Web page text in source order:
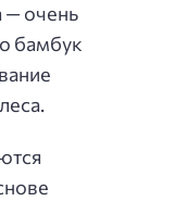
— очень
бамбук